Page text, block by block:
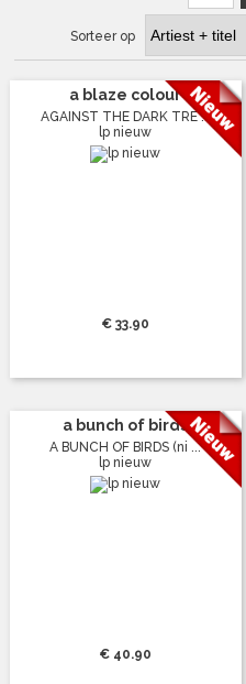
Sorteer op
a blaze colour
AGAINST THE DARK TRE ...
lp nieuw
€ 33.90
a bunch of birds
A BUNCH OF BIRDS (ni ...
lp nieuw
€ 40.90